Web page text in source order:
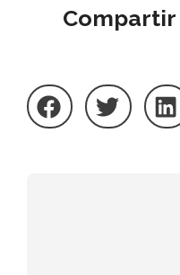
Compartir